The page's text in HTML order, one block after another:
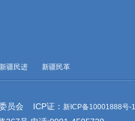
新疆民进 新疆民革
员会 ICP证： 新ICP备10001888号-1